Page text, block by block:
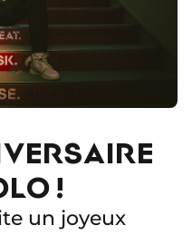
!
un joyeux